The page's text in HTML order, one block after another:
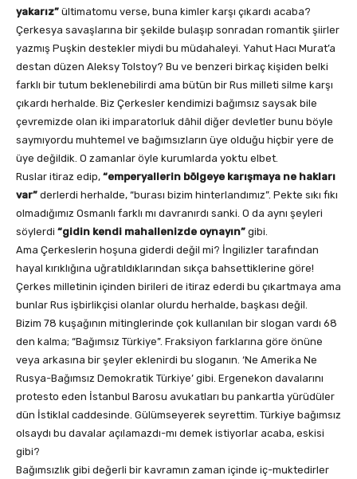
yakarız” ültimatomu verse, buna kimler karşı çıkardı acaba?
Çerkesya savaşlarına bir şekilde bulaşıp sonradan romantik şiirler
yazmış Puşkin destekler miydi bu müdahaleyi. Yahut Hacı Murat’a
destan düzen Aleksy Tolstoy? Bu ve benzeri birkaç kişiden belki
farklı bir tutum beklenebilirdi ama bütün bir Rus milleti silme karşı
çıkardı herhalde. Biz Çerkesler kendimizi bağımsız saysak bile
çevremizde olan iki imparatorluk dâhil diğer devletler bunu böyle
saymıyordu muhtemel ve bağımsızların üye olduğu hiçbir yere de
üye değildik. O zamanlar öyle kurumlarda yoktu elbet.
Ruslar itiraz edip, “emperyallerin bölgeye karışmaya ne hakları
var” derlerdi herhalde, “burası bizim hinterlandımız”. Pekte sıkı fıkı
olmadığımız Osmanlı farklı mı davranırdı sanki. O da aynı şeyleri
söylerdi “gidin kendi mahallenizde oynayın” gibi.
Ama Çerkeslerin hoşuna giderdi değil mi? İngilizler tarafından
hayal kırıklığına uğratıldıklarından sıkça bahsettiklerine göre!
Çerkes milletinin içinden birileri de itiraz ederdi bu çıkartmaya ama
bunlar Rus işbirlikçisi olanlar olurdu herhalde, başkası değil.
Bizim 78 kuşağının mitinglerinde çok kullanılan bir slogan vardı 68
den kalma; “Bağımsız Türkiye”. Fraksiyon farklarına göre önüne
veya arkasına bir şeyler eklenirdi bu sloganın. ‘Ne Amerika Ne
Rusya-Bağımsız Demokratik Türkiye’ gibi. Ergenekon davalarını
protesto eden İstanbul Barosu avukatları bu pankartla yürüdüler
dün İstiklal caddesinde. Gülümseyerek seyrettim. Türkiye bağımsız
olsaydı bu davalar açılamazdı-mı demek istiyorlar acaba, eskisi
gibi?
Bağımsızlık gibi değerli bir kavramın zaman içinde iç-muktedirler